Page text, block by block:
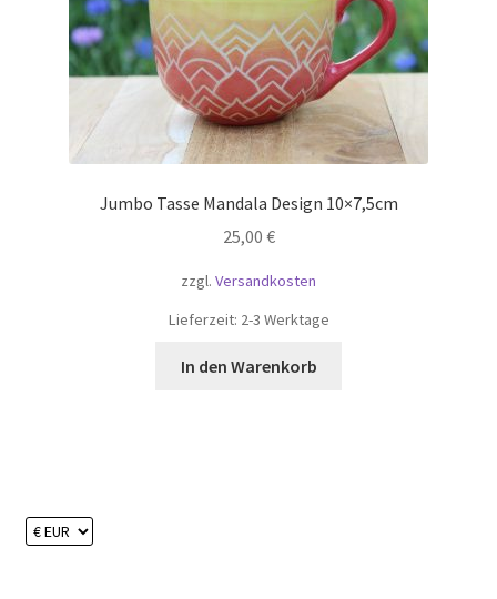
Jumbo Tasse Mandala Design 10×7,5cm
25,00 €
zzgl. Versandkosten
Lieferzeit: 2-3 Werktage
In den Warenkorb